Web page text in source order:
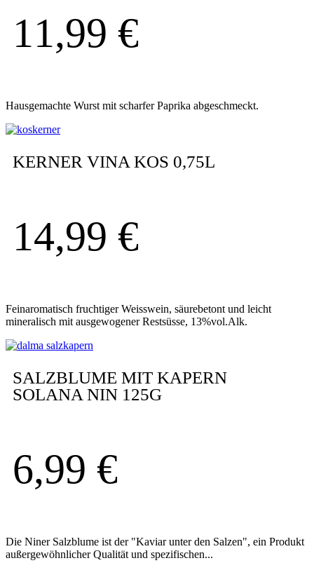
11,99 €
Hausgemachte Wurst mit scharfer Paprika abgeschmeckt.
KERNER VINA KOS 0,75L
14,99 €
Feinaromatisch fruchtiger Weisswein, säurebetont und leicht
mineralisch mit ausgewogener Restsüsse, 13%vol.Alk.
SALZBLUME MIT KAPERN
SOLANA NIN 125G
6,99 €
Die Niner Salzblume ist der "Kaviar unter den Salzen", ein Produkt
außergewöhnlicher Qualität und spezifischen...